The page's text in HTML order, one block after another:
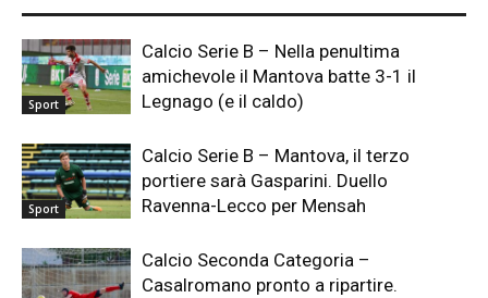
Sport
Calcio Serie B – Nella penultima
amichevole il Mantova batte 3-1 il
Legnago (e il caldo)
Sport
Calcio Serie B – Mantova, il terzo
portiere sarà Gasparini. Duello
Ravenna-Lecco per Mensah
Calcio Seconda Categoria –
Casalromano pronto a ripartire.